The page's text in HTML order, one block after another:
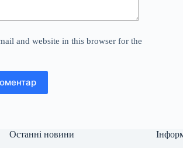
and website in this browser for the
Останні новини